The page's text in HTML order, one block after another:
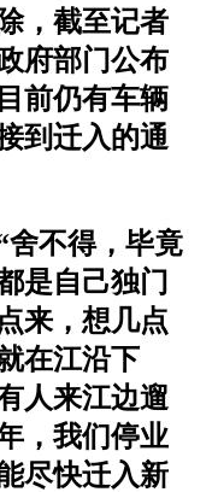
，截至记者
府部门公布
前仍有车辆
到迁入的通
舍不得，毕竟
是自己独门
来，想几点
在江沿下
人来江边遛
，我们停业
尽快迁入新